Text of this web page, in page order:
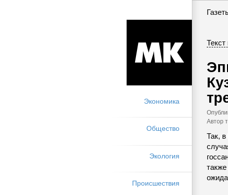
Экономика
Общество
Экология
Происшествия
Текст
Автор
Так,